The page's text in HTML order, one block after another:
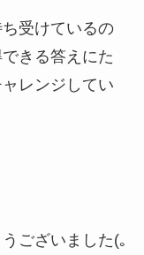
受けているの
きる答えにた
レンジしてい
ございました(｡